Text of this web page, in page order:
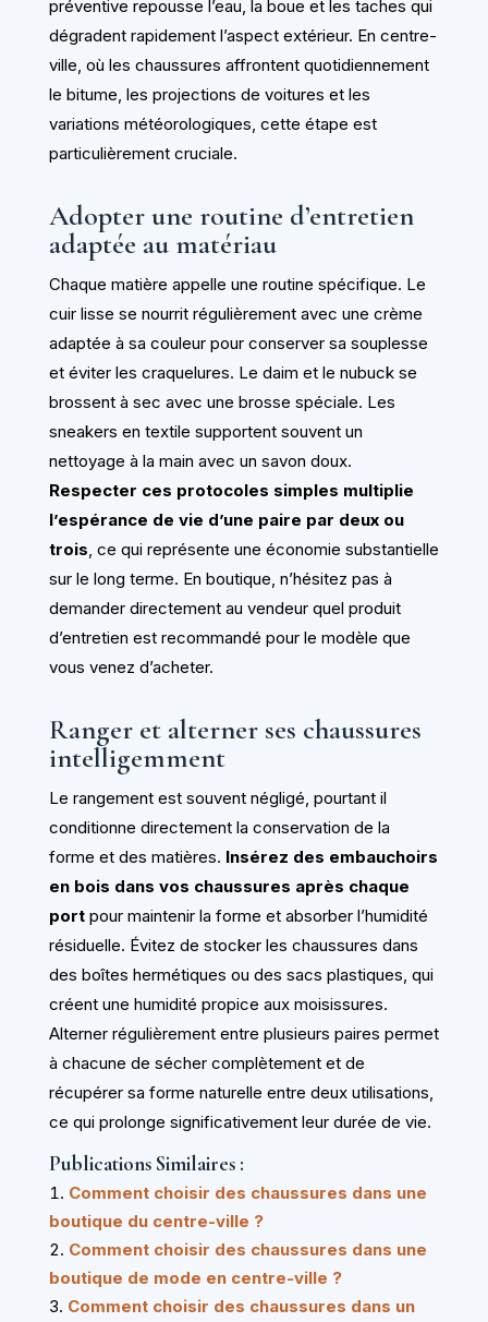
préventive repousse l’eau, la boue et les taches qui
dégradent rapidement l’aspect extérieur. En centre-
ville, où les chaussures affrontent quotidiennement
le bitume, les projections de voitures et les
variations météorologiques, cette étape est
particulièrement cruciale.
Adopter une routine d’entretien
adaptée au matériau
Chaque matière appelle une routine spécifique. Le
cuir lisse se nourrit régulièrement avec une crème
adaptée à sa couleur pour conserver sa souplesse
et éviter les craquelures. Le daim et le nubuck se
brossent à sec avec une brosse spéciale. Les
sneakers en textile supportent souvent un
nettoyage à la main avec un savon doux.
Respecter ces protocoles simples multiplie
l’espérance de vie d’une paire par deux ou
trois, ce qui représente une économie substantielle
sur le long terme. En boutique, n’hésitez pas à
demander directement au vendeur quel produit
d’entretien est recommandé pour le modèle que
vous venez d’acheter.
Ranger et alterner ses chaussures
intelligemment
Le rangement est souvent négligé, pourtant il
conditionne directement la conservation de la
forme et des matières. Insérez des embauchoirs
en bois dans vos chaussures après chaque
portpour maintenir la forme et absorber l’humidité
résiduelle. Évitez de stocker les chaussures dans
des boîtes hermétiques ou des sacs plastiques, qui
créent une humidité propice aux moisissures.
Alterner régulièrement entre plusieurs paires permet
à chacune de sécher complètement et de
récupérer sa forme naturelle entre deux utilisations,
ce qui prolonge significativement leur durée de vie.
Publications Similaires :
Comment choisir des chaussures dans une
boutique du centre-ville ?
Comment choisir des chaussures dans une
boutique de mode en centre-ville ?
Comment choisir des chaussures dans un